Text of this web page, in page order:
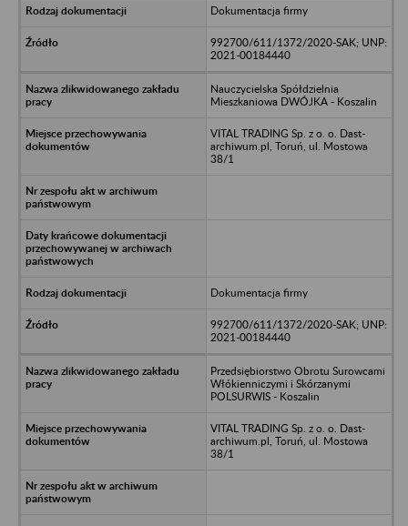
Dokumentacja firmy
992700/611/1372/2020-SAK; UNP:
2021-00184440
Nauczycielska Spółdzielnia
Mieszkaniowa DWÓJKA - Koszalin
VITAL TRADING Sp. z o. o. Dast-
archiwum.pl, Toruń, ul. Mostowa
38/1
Dokumentacja firmy
992700/611/1372/2020-SAK; UNP:
2021-00184440
Przedsiębiorstwo Obrotu Surowcami
Włókienniczymi i Skórzanymi
POLSURWIS - Koszalin
VITAL TRADING Sp. z o. o. Dast-
archiwum.pl, Toruń, ul. Mostowa
38/1